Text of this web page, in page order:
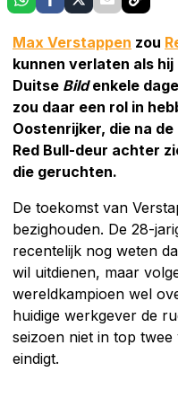
Max Verstappen zou
kunnen verlaten als
Duitse Bildenkele
zou daar een rol in
Oostenrijker, die na
Red Bull-deur achter
die geruchten.
De toekomst van
bezighouden. De 28-
recentelijk nog weten
wil uitdienen, maar
wereldkampioen wel
huidige werkgever de
seizoen niet in top
eindigt.